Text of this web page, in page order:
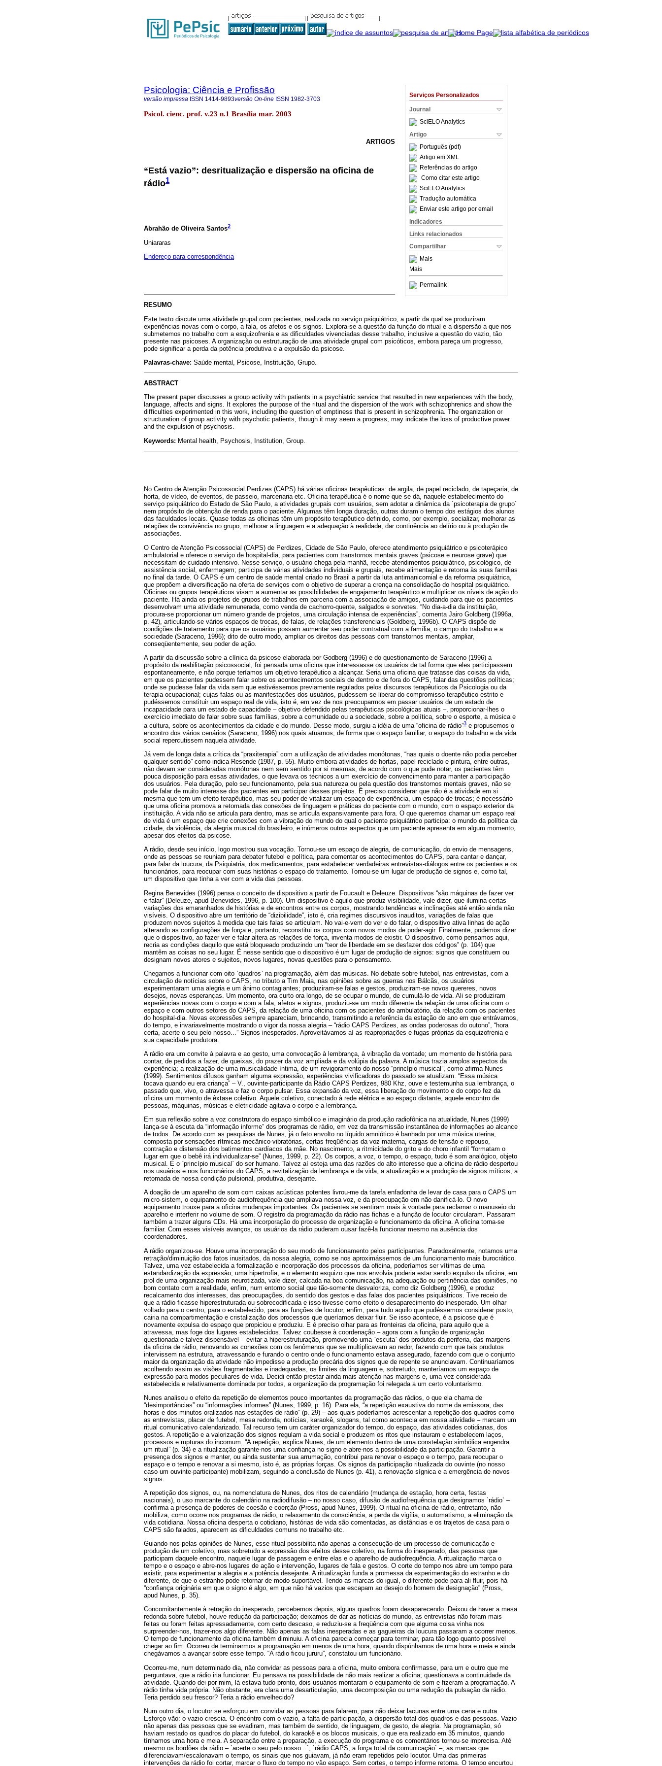
Serviços Personalizados
Journal
SciELO Analytics
Artigo
Português (pdf)
Artigo em XML
Referências do artigo
Como citar este artigo
SciELO Analytics
Tradução automática
Enviar este artigo por email
Indicadores
Links relacionados
Compartilhar
Mais
Mais
Permalink
Psicologia: Ciência e Profissão
versão impressa ISSN 1414-9893versão On-line ISSN 1982-3703
Psicol. cienc. prof. v.23 n.1 Brasília mar. 2003
ARTIGOS
“Está vazio”: desritualização e dispersão na oficina de
rádio1
Abrahão de Oliveira Santos2
Uniararas
Endereço para correspondência
RESUMO
Este texto discute uma atividade grupal com pacientes, realizada no serviço psiquiátrico, a partir da qual se produziram
experiências novas com o corpo, a fala, os afetos e os signos. Explora-se a questão da função do ritual e a dispersão a que nos
submetemos no trabalho com a esquizofrenia e as dificuldades vivenciadas desse trabalho, inclusive a questão do vazio, tão
presente nas psicoses. A organização ou estruturação de uma atividade grupal com psicóticos, embora pareça um progresso,
pode significar a perda da potência produtiva e a expulsão da psicose.
Palavras-chave: Saúde mental, Psicose, Instituição, Grupo.
ABSTRACT
The present paper discusses a group activity with patients in a psychiatric service that resulted in new experiences with the body,
language, affects and signs. It explores the purpose of the ritual and the dispersion of the work with schizophrenics and show the
difficulties experimented in this work, including the question of emptiness that is present in schizophrenia. The organization or
structuration of group activity with psychotic patients, though it may seem a progress, may indicate the loss of productive power
and the expulsion of psychosis.
Keywords: Mental health, Psychosis, Institution, Group.
No Centro de Atenção Psicossocial Perdizes (CAPS) há várias oficinas terapêuticas: de argila, de papel reciclado, de tapeçaria, de
horta, de vídeo, de eventos, de passeio, marcenaria etc. Oficina terapêutica é o nome que se dá, naquele estabelecimento do
serviço psiquiátrico do Estado de São Paulo, a atividades grupais com usuários, sem adotar a dinâmica da `psicoterapia de grupo`
nem propósito de obtenção de renda para o paciente. Algumas têm longa duração, outras duram o tempo dos estágios dos alunos
das faculdades locais. Quase todas as oficinas têm um propósito terapêutico definido, como, por exemplo, socializar, melhorar as
relações de convivência no grupo, melhorar a linguagem e a adequação à realidade, dar continência ao delírio ou à produção de
associações.
O Centro de Atenção Psicossocial (CAPS) de Perdizes, Cidade de São Paulo, oferece atendimento psiquiátrico e psicoterápico
ambulatorial e oferece o serviço de hospital-dia, para pacientes com transtornos mentais graves (psicose e neurose grave) que
necessitam de cuidado intensivo. Nesse serviço, o usuário chega pela manhã, recebe atendimentos psiquiátrico, psicológico, de
assistência social, enfermagem; participa de várias atividades individuais e grupais, recebe alimentação e retorna às suas famílias
no final da tarde. O CAPS é um centro de saúde mental criado no Brasil a partir da luta antimanicomial e da reforma psiquiátrica,
que propõem a diversificação na oferta de serviços com o objetivo de superar a crença na consolidação do hospital psiquiátrico.
Oficinas ou grupos terapêuticos visam a aumentar as possibilidades de engajamento terapêutico e multiplicar os níveis de ação do
paciente. Há ainda os projetos de grupos de trabalhos em parceria com a associação de amigos, cuidando para que os pacientes
desenvolvam uma atividade remunerada, como venda de cachorro-quente, salgados e sorvetes. “No dia-a-dia da instituição,
procura-se proporcionar um número grande de projetos, uma circulação intensa de experiências”, comenta Jairo Goldberg (1996a,
p. 42), articulando-se vários espaços de trocas, de falas, de relações transferenciais (Goldberg, 1996b). O CAPS dispõe de
condições de tratamento para que os usuários possam aumentar seu poder contratual com a família, o campo do trabalho e a
sociedade (Saraceno, 1996); dito de outro modo, ampliar os direitos das pessoas com transtornos mentais, ampliar,
conseqüentemente, seu poder de ação.
A partir da discussão sobre a clínica da psicose elaborada por Godberg (1996) e do questionamento de Saraceno (1996) a
propósito da reabilitação psicossocial, foi pensada uma oficina que interessasse os usuários de tal forma que eles participassem
espontaneamente, e não porque teríamos um objetivo terapêutico a alcançar. Seria uma oficina que tratasse das coisas da vida,
em que os pacientes pudessem falar sobre os acontecimentos sociais de dentro e de fora do CAPS, falar das questões políticas;
onde se pudesse falar da vida sem que estivéssemos previamente regulados pelos discursos terapêuticos da Psicologia ou da
terapia ocupacional; cujas falas ou as manifestações dos usuários, pudessem se liberar do compromisso terapêutico estrito e
pudéssemos constituir um espaço real de vida, isto é, em vez de nos preocuparmos em passar usuários de um estado de
incapacidade para um estado de capacidade – objetivo defendido pelas terapêuticas psicológicas atuais –, proporcionar-lhes o
exercício imediato de falar sobre suas famílias, sobre a comunidade ou a sociedade, sobre a política, sobre o esporte, a música e
a cultura, sobre os acontecimentos da cidade e do mundo. Desse modo, surgiu a idéia de uma “oficina de rádio”3 e propusemos o
encontro dos vários cenários (Saraceno, 1996) nos quais atuamos, de forma que o espaço familiar, o espaço do trabalho e da vida
social repercutissem naquela atividade.
Já vem de longa data a crítica da “praxiterapia” com a utilização de atividades monótonas, “nas quais o doente não podia perceber
qualquer sentido” como indica Resende (1987, p. 55). Muito embora atividades de hortas, papel reciclado e pintura, entre outras,
não devam ser consideradas monótonas nem sem sentido por si mesmas, de acordo com o que pude notar, os pacientes têm
pouca disposição para essas atividades, o que levava os técnicos a um exercício de convencimento para manter a participação
dos usuários. Pela duração, pelo seu funcionamento, pela sua natureza ou pela questão dos transtornos mentais graves, não se
pode falar de muito interesse dos pacientes em participar desses projetos. É preciso considerar que não é a atividade em si
mesma que tem um efeito terapêutico, mas seu poder de vitalizar um espaço de experiência, um espaço de trocas; é necessário
que uma oficina promova a retomada das conexões de linguagem e práticas do paciente com o mundo, com o espaço exterior da
instituição. A vida não se articula para dentro, mas se articula expansivamente para fora. O que queremos chamar um espaço real
de vida é um espaço que crie conexões com a vibração do mundo do qual o paciente psiquiátrico participa: o mundo da política da
cidade, da violência, da alegria musical do brasileiro, e inúmeros outros aspectos que um paciente apresenta em algum momento,
apesar dos efeitos da psicose.
A rádio, desde seu início, logo mostrou sua vocação. Tornou-se um espaço de alegria, de comunicação, do envio de mensagens,
onde as pessoas se reuniam para debater futebol e política, para comentar os acontecimentos do CAPS, para cantar e dançar,
para falar da loucura, da Psiquiatria, dos medicamentos, para estabelecer verdadeiras entrevistas-diálogos entre os pacientes e os
funcionários, para reocupar com suas histórias o espaço do tratamento. Tornou-se um lugar de produção de signos e, como tal,
um dispositivo que tinha a ver com a vida das pessoas.
Regina Benevides (1996) pensa o conceito de dispositivo a partir de Foucault e Deleuze. Dispositivos “são máquinas de fazer ver
e falar” (Deleuze, apud Benevides, 1996, p. 100). Um dispositivo é aquilo que produz visibilidade, vale dizer, que ilumina certas
variações dos emaranhados de histórias e de encontros entre os corpos, mostrando tendências e inclinações até então ainda não
visíveis. O dispositivo abre um território de “dizibilidade”, isto é, cria regimes discursivos inauditos, variações de falas que
produzem novos sujeitos à medida que tais falas se articulam. No vai-e-vem do ver e do falar, o dispositivo ativa linhas de ação
alterando as configurações de força e, portanto, reconstitui os corpos com novos modos de poder-agir. Finalmente, podemos dizer
que o dispositivo, ao fazer ver e falar altera as relações de força, inventa modos de existir. O dispositivo, como pensamos aqui,
recria as condições daquilo que está bloqueado produzindo um “teor de liberdade em se desfazer dos códigos” (p. 104) que
mantêm as coisas no seu lugar. É nesse sentido que o dispositivo é um lugar de produção de signos: signos que constituem ou
designam novos atores e sujeitos, novos lugares, novas questões para o pensamento.
Chegamos a funcionar com oito `quadros` na programação, além das músicas. No debate sobre futebol, nas entrevistas, com a
circulação de notícias sobre o CAPS, no tributo a Tim Maia, nas opiniões sobre as guerras nos Bálcãs, os usuários
experimentaram uma alegria e um ânimo contagiantes; produziram-se falas e gestos, produziram-se novos quereres, novos
desejos, novas esperanças. Um momento, ora curto ora longo, de se ocupar o mundo, de cumulá-lo de vida. Ali se produziram
experiências novas com o corpo e com a fala, afetos e signos; produziu-se um modo diferente da relação de uma oficina com o
espaço e com outros setores do CAPS, da relação de uma oficina com os pacientes do ambulatório, da relação com os pacientes
do hospital-dia. Novas expressões sempre apareciam, brincando, transmitindo a referência da estação do ano em que entrávamos,
do tempo, e invariavelmente mostrando o vigor da nossa alegria – “rádio CAPS Perdizes, as ondas poderosas do outono”, “hora
certa, acerte o seu pelo nosso...” Signos inesperados. Aproveitávamos aí as reapropriações e fugas próprias da esquizofrenia e
sua capacidade produtora.
A rádio era um convite à palavra e ao gesto, uma convocação à lembrança, à vibração da vontade; um momento de história para
contar, de pedidos a fazer, de queixas, do prazer da voz ampliada e da volúpia da palavra. A música trazia amplos aspectos da
experiência; a realização de uma musicalidade íntima, de um revigoramento do nosso “princípio musical”, como afirma Nunes
(1999). Sentimentos difusos ganham alguma expressão, experiências vivificadoras do passado se atualizam. “Essa música
tocava quando eu era criança” – V., ouvinte-participante da Rádio CAPS Perdizes, 980 Khz, ouve e testemunha sua lembrança, o
passado que, vivo, o atravessa e faz o corpo pulsar. Essa expansão da voz, essa liberação do movimento e do corpo fez da
oficina um momento de êxtase coletivo. Aquele coletivo, conectado à rede elétrica e ao espaço distante, aquele encontro de
pessoas, máquinas, músicas e eletricidade agitava o corpo e a lembrança.
Em sua reflexão sobre a voz construtora do espaço simbólico e imaginário da produção radiofônica na atualidade, Nunes (1999)
lança-se à escuta da “informação informe” dos programas de rádio, em vez da transmissão instantânea de informações ao alcance
de todos. De acordo com as pesquisas de Nunes, já o feto envolto no líquido amniótico é banhado por uma música uterina,
composta por sensações rítmicas mecânico-vibratórias, certas freqüências da voz materna, cargas de tensão e repouso,
contração e distensão dos batimentos cardíacos da mãe. No nascimento, a ritmicidade do grito e do choro infantil “formatam o
lugar em que o bebê irá individualizar-se” (Nunes, 1999, p. 22). Os corpos, a voz, o tempo, o espaço, tudo é som analógico, objeto
musical. É o `princípio musical` do ser humano. Talvez aí esteja uma das razões do alto interesse que a oficina de rádio despertou
nos usuários e nos funcionários do CAPS; a revitalização da lembrança e da vida, a atualização e a produção de signos míticos, a
retomada de nossa condição pulsional, produtiva, desejante.
A doação de um aparelho de som com caixas acústicas potentes livrou-me da tarefa enfadonha de levar de casa para o CAPS um
micro-sistem, o equipamento de audiofrequência que ampliava nossa voz, e da preocupação em não danificá-lo. O novo
equipamento trouxe para a oficina mudanças importantes. Os pacientes se sentiram mais à vontade para reclamar o manuseio do
aparelho e interferir no volume de som. O registro da programação da rádio nas fichas e a função de locutor circularam. Passaram
também a trazer alguns CDs. Há uma incorporação do processo de organização e funcionamento da oficina. A oficina torna-se
familiar. Com esses visíveis avanços, os usuários da rádio puderam ousar fazê-la funcionar mesmo na ausência dos
coordenadores.
A rádio organizou-se. Houve uma incorporação do seu modo de funcionamento pelos participantes. Paradoxalmente, notamos uma
retração/diminuição dos fatos inusitados, da nossa alegria, como se nos aproximássemos de um funcionamento mais burocrático.
Talvez, uma vez estabelecida a formalização e incorporação dos processos da oficina, poderíamos ser vítimas de uma
estandardização da expressão, uma hipertrofia, e o elemento esquizo que nos envolvia poderia estar sendo expulso da oficina, em
prol de uma organização mais neurotizada, vale dizer, calcada na boa comunicação, na adequação ou pertinência das opiniões, no
bom contato com a realidade, enfim, num entorno social que tão-somente desvaloriza, como diz Goldberg (1996), e produz
recalcamento dos interesses, das preocupações, do sentido dos gestos e das falas dos pacientes psiquiátricos. Tive receio de
que a rádio ficasse hiperestruturada ou sobrecodificada e isso tivesse como efeito o desaparecimento do inesperado. Um olhar
voltado para o centro, para o estabelecido, para as funções de locutor, enfim, para tudo aquilo que pudéssemos considerar posto,
cairia na compartimentação e cristalização dos processos que queríamos deixar fluir. Se isso acontece, é a psicose que é
novamente expulsa do espaço que propiciou e produziu. E é preciso olhar para as fronteiras da oficina, para aquilo que a
atravessa, mas foge dos lugares estabelecidos. Talvez coubesse à coordenação – agora com a função de organização
questionada e talvez dispensável – evitar a hiperestruturação, promovendo uma `escuta` dos produtos da periferia, das margens
da oficina de rádio, renovando as conexões com os fenômenos que se multiplicavam ao redor, fazendo com que tais produtos
intervissem na estrutura, atravessando e furando o centro onde o funcionamento estava assegurado, fazendo com que o conjunto
maior da organização da atividade não impedisse a produção precária dos signos que de repente se anunciavam. Continuaríamos
acolhendo assim as visões fragmentadas e inadequadas, os limites da linguagem e, sobretudo, manteríamos um espaço de
expressão para modos peculiares de vida. Decidi então prestar ainda mais atenção nas margens e, uma vez considerada
estabelecida e relativamente dominada por todos, a organização da programação foi relegada a um certo voluntarismo.
Nunes analisou o efeito da repetição de elementos pouco importantes da programação das rádios, o que ela chama de
“desimportâncias” ou “informações informes” (Nunes, 1999, p. 16). Para ela, “a repetição exaustiva do nome da emissora, das
horas e dos minutos oralizados nas estações de rádio” (p. 29) – aos quais poderíamos acrescentar a repetição dos quadros como
as entrevistas, placar de futebol, mesa redonda, notícias, karaokê, slogans, tal como acontecia em nossa atividade – marcam um
ritual comunicativo calendarizado. Tal recurso tem um caráter organizador do tempo, do espaço, das atividades cotidianas, dos
gestos. A repetição e a valorização dos signos regulam a vida social e produzem os ritos que instauram e estabelecem laços,
processos e rupturas do incomum. “A repetição, explica Nunes, de um elemento dentro de uma constelação simbólica engendra
um ritual” (p. 34) e a ritualização garante-nos uma confiança no signo e abre-nos a possibilidade da participação. Garantir a
presença dos signos e manter, ou ainda sustentar sua arrumação, contribui para renovar o espaço e o tempo, para reocupar o
espaço e o tempo e renovar a si mesmo, isto é, as próprias forças. Os signos da participação ritualizada do ouvinte (no nosso
caso um ouvinte-participante) mobilizam, seguindo a conclusão de Nunes (p. 41), a renovação sígnica e a emergência de novos
signos.
A repetição dos signos, ou, na nomenclatura de Nunes, dos ritos de calendário (mudança de estação, hora certa, festas
nacionais), o uso marcante do calendário na radiodifusão – no nosso caso, difusão de audiofrequência que designamos `rádio` –
confirma a presença de poderes de coesão e coerção (Pross, apud Nunes, 1999). O ritual na oficina de rádio, entretanto, não
mobiliza, como ocorre nos programas de rádio, o relaxamento da consciência, a perda da vigília, o automatismo, a eliminação da
vida cotidiana. Nossa oficina desperta o cotidiano, histórias de vida são comentadas, as distâncias e os trajetos de casa para o
CAPS são falados, aparecem as dificuldades comuns no trabalho etc.
Guiando-nos pelas opiniões de Nunes, esse ritual possibilita não apenas a consecução de um processo de comunicação e
produção de um coletivo, mas sobretudo a expressão dos efeitos desse coletivo, na forma do inesperado, das pessoas que
participam daquele encontro, naquele lugar de passagem e entre elas e o aparelho de audiofrequência. A ritualização marca o
tempo e o espaço e abre-nos lugares de ação e intervenção, lugares de fala e gestos. O corte do tempo nos abre um tempo para
existir, para experimentar a alegria e a potência desejante. A ritualização funda a promessa da experimentação do estranho e do
diferente, de que o estranho pode retornar de modo suportável. Tendo as marcas do igual, o diferente pode para ali fluir, pois há
“confiança originária em que o signo é algo, em que não há vazios que escapam ao desejo do homem de designação” (Pross,
apud Nunes, p. 35).
Concomitantemente à retração do inesperado, percebemos depois, alguns quadros foram desaparecendo. Deixou de haver a mesa
redonda sobre futebol, houve redução da participação; deixamos de dar as notícias do mundo, as entrevistas não foram mais
feitas ou foram feitas apressadamente, com certo descaso, e reduziu-se a freqüência com que alguma coisa vinha nos
surpreender-nos, trazer-nos algo diferente. Não apenas as falas inesperadas e as gagueiras da loucura passaram a ocorrer menos.
O tempo de funcionamento da oficina também diminuiu. A oficina parecia começar para terminar, para tão logo quanto possível
chegar ao fim. Ocorreu de terminarmos a programação em menos de uma hora, quando dispúnhamos de uma hora e meia e ainda
chegávamos a avançar sobre esse tempo. “A rádio ficou jururu”, constatou um funcionário.
Ocorreu-me, num determinado dia, não convidar as pessoas para a oficina, muito embora confirmasse, para um e outro que me
perguntava, que a rádio iria funcionar. Eu pensava na possibilidade de não mais realizar a oficina; questionava a continuidade da
atividade. Quando dei por mim, lá estava tudo pronto, dois usuários montaram o equipamento de som e fizeram a programação. A
rádio tinha vida própria. Não obstante, era clara uma desarticulação, uma decomposição ou uma redução da pulsação da rádio.
Teria perdido seu frescor? Teria a rádio envelhecido?
Num outro dia, o locutor se esforçou em convidar as pessoas para falarem, para não deixar lacunas entre uma cena e outra.
Esforço vão: o vazio crescia. O encontro com o vazio, a falta de participação, a dispersão total dos quadros e das pessoas. Vazio
não apenas das pessoas que se evadiram, mas também de sentido, de linguagem, de gesto, de alegria. Na programação, só
haviam restado os quadros do placar do futebol, do karaokê e os blocos musicais, o que era realizado em 35 minutos, quando
tínhamos uma hora e meia. A separação entre a preparação, a execução do programa e os comentários tornou-se imprecisa. Até
mesmo os bordões da rádio – `acerte o seu pelo nosso...`; `rádio CAPS, a força total da comunicação` –, as marcas que
diferenciavam/escalonavam o tempo, os sinais que nos guiavam, já não eram repetidos pelo locutor. Uma das primeiras
intervenções da rádio foi cortar, marcar o fluxo do tempo no vão espaço. Sem cortes, o tempo informe retorna. O tempo encurtou